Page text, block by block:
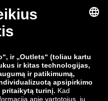
zalando-lounge.dk
zalando-lounge.cz
zalando-lounge.sk
zalando-lounge.hr